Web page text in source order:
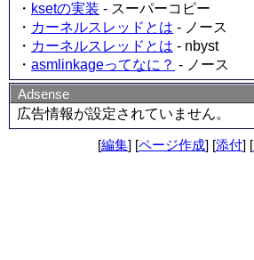
・ ksetの実装 - スーパーコピー
・ カーネルスレッドとは - ノース
・ カーネルスレッドとは - nbyst
・ asmlinkageってなに？ - ノース
Adsense
広告情報が設定されていません。
[編集] [ページ作成] [添付] [